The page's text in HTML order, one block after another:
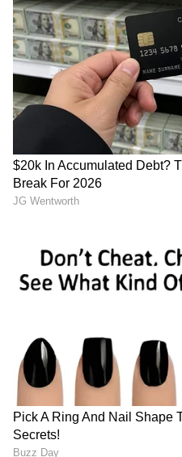
3
7
பச்சைப் பாலைக்
ஓட்டம் மேம்படும்.
சூடாக வைக்கும்,
அழுத்தத்தை
இரவில் உங்களுக்கு
அசௌகரியம்